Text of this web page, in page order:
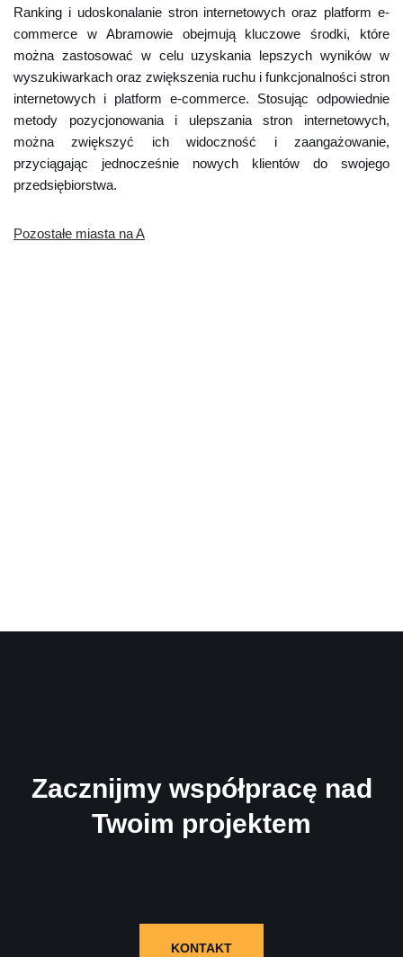
Ranking i udoskonalanie stron internetowych oraz platform e-
commerce w Abramowie obejmują kluczowe środki, które
można zastosować w celu uzyskania lepszych wyników w
wyszukiwarkach oraz zwiększenia ruchu i funkcjonalności stron
internetowych i platform e-commerce. Stosując odpowiednie
metody pozycjonowania i ulepszania stron internetowych,
można zwiększyć ich widoczność i zaangażowanie,
przyciągając jednocześnie nowych klientów do swojego
przedsiębiorstwa.
Pozostałe miasta na A
Zacznijmy współpracę nad
Twoim projektem
KONTAKT